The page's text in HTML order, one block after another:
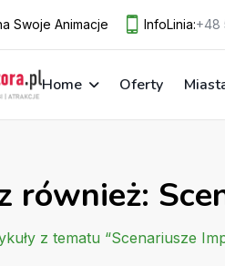
Swoje Animacje InfoLinia:+48
Home Oferty
również:
z tematu “Scenariusze